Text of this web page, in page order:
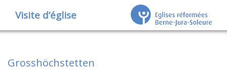
Visite d’église
Grosshöchstetten